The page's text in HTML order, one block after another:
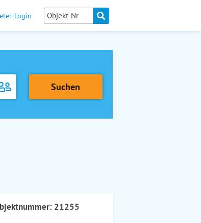
Login
21255